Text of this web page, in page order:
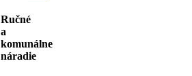
Ručné
a
komunálne
náradie